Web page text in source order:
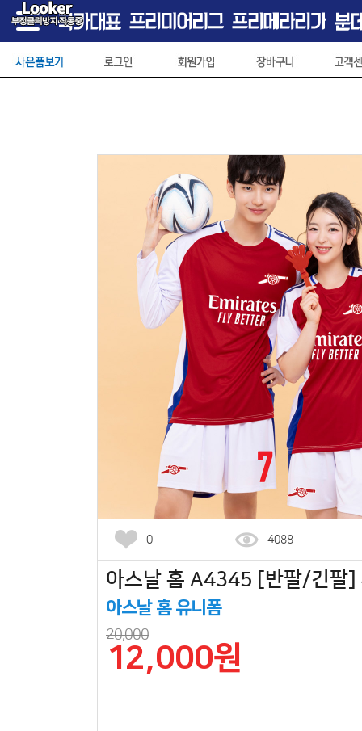
0 4088
아스날 홈 A4345 [반팔/긴팔]
아스날 홈 유니폼
20,000
12,000원